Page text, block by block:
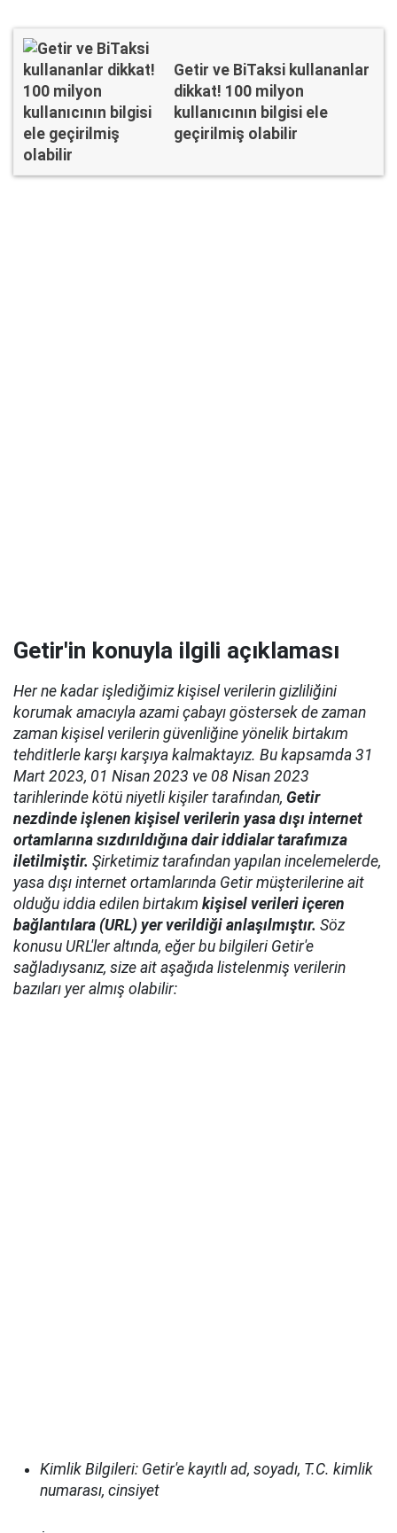
Getir ve BiTaksi kullananlar
dikkat! 100 milyon
kullanıcının bilgisi ele
geçirilmiş olabilir
Getir'in konuyla ilgili açıklaması
Her ne kadar işlediğimiz kişisel verilerin gizliliğini
korumak amacıyla azami çabayı göstersek de zaman
zaman kişisel verilerin güvenliğine yönelik birtakım
tehditlerle karşı karşıya kalmaktayız. Bu kapsamda 31
Mart 2023, 01 Nisan 2023 ve 08 Nisan 2023
tarihlerinde kötü niyetli kişiler tarafından, Getir
nezdinde işlenen kişisel verilerin yasa dışı internet
ortamlarına sızdırıldığına dair iddialar tarafımıza
iletilmiştir. Şirketimiz tarafından yapılan incelemelerde,
yasa dışı internet ortamlarında Getir müşterilerine ait
olduğu iddia edilen birtakım kişisel verileri içeren
bağlantılara (URL) yer verildiği anlaşılmıştır. Söz
konusu URL'ler altında, eğer bu bilgileri Getir'e
sağladıysanız, size ait aşağıda listelenmiş verilerin
bazıları yer almış olabilir:
Kimlik Bilgileri: Getir'e kayıtlı ad, soyadı, T.C. kimlik
numarası, cinsiyet